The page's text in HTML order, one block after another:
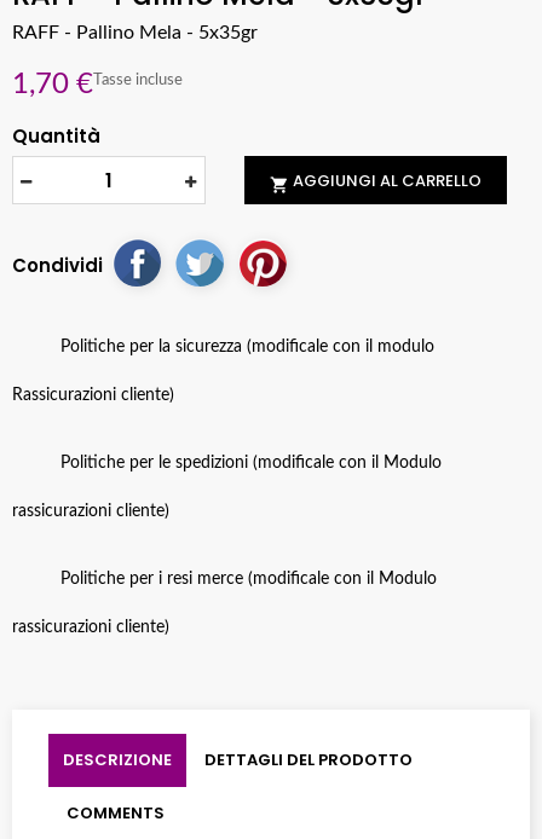
RAFF - Pallino Mela - 5x35gr
1,70 € Tasse incluse
Quantità
 AGGIUNGI AL CARRELLO
Condividi
Politiche per la sicurezza (modificale con il modulo
Rassicurazioni cliente)
Politiche per le spedizioni (modificale con il Modulo
rassicurazioni cliente)
Politiche per i resi merce (modificale con il Modulo
rassicurazioni cliente)
DESCRIZIONE DETTAGLI DEL PRODOTTO
COMMENTS